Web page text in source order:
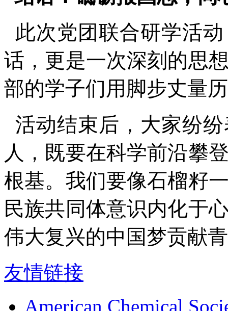
此次党团联合研学活
话，更是一次深刻的思
部的学子们用脚步丈量
活动结束后，大家纷
人，既要在科学前沿攀
根基。我们要像石榴籽
民族共同体意识内化于
伟大复兴的中国梦贡献
友情链接
American Chemical